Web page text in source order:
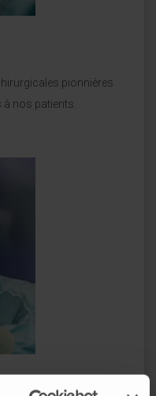
pionnières
nos patients.